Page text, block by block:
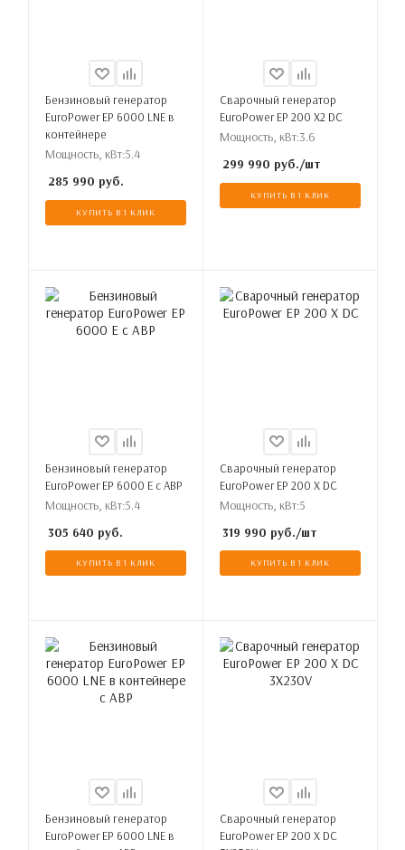
Бензиновый генератор
EuroPower EP 6000 LNE в
контейнере
Мощность, кВт:5.4
285 990 руб.
КУПИТЬ В 1 КЛИК
Сварочный генератор
EuroPower EP 200 X2 DC
Мощность, кВт:3.6
299 990 руб./шт
КУПИТЬ В 1 КЛИК
Бензиновый генератор
EuroPower EP 6000 E с АВР
Мощность, кВт:5.4
305 640 руб.
КУПИТЬ В 1 КЛИК
Сварочный генератор
EuroPower EP 200 X DC
Мощность, кВт:5
319 990 руб./шт
КУПИТЬ В 1 КЛИК
Бензиновый генератор
EuroPower EP 6000 LNE в
Сварочный генератор
EuroPower EP 200 X DC